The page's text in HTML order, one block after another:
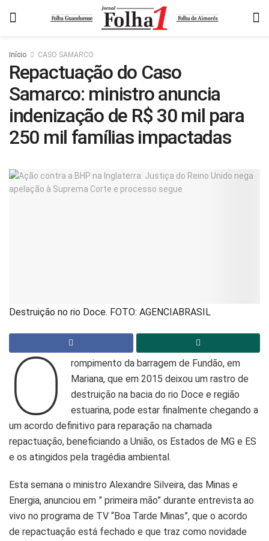
Início CASO SAMARCO
Repactuação do Caso
Samarco: ministro anuncia
indenização de R$ 30 mil para
250 mil famílias impactadas
Destruição no rio Doce. FOTO: AGENCIABRASIL
O
rompimento da barragem de Fundão, em
Mariana, que em 2015 deixou um rastro de
destruição na bacia do rio Doce e região
estuarina, pode estar finalmente chegando a
um acordo definitivo para reparação na chamada
repactuação, beneficiando a União, os Estados de MG e ES
e os atingidos pela tragédia ambiental.
Esta semana o ministro Alexandre Silveira, das Minas e
Energia, anunciou em ” primeira mão” durante entrevista ao
vivo no programa de TV “Boa Tarde Minas”, que o acordo
de repactuação está fechado e que traz como novidade